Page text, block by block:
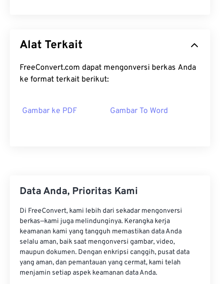
Alat Terkait
FreeConvert.com dapat mengonversi berkas Anda
ke format terkait berikut:
Gambar ke PDF Gambar To Word
Data Anda, Prioritas Kami
Di FreeConvert, kami lebih dari sekadar mengonversi
berkas—kami juga melindunginya. Kerangka kerja
keamanan kami yang tangguh memastikan data Anda
selalu aman, baik saat mengonversi gambar, video,
maupun dokumen. Dengan enkripsi canggih, pusat data
yang aman, dan pemantauan yang cermat, kami telah
menjamin setiap aspek keamanan data Anda.